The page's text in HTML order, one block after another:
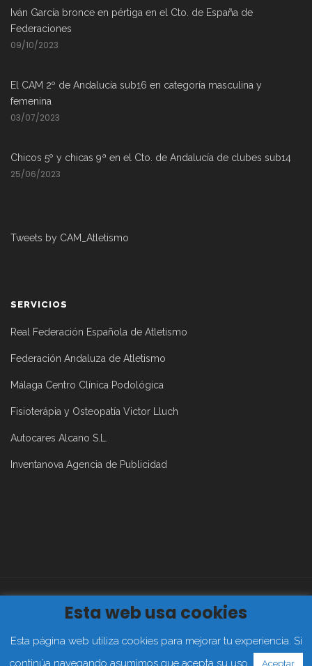
Iván García bronce en pértiga en el Cto. de España de
Federaciones
09/10/2023
El CAM 2º de Andalucía sub16 en categoría masculina y
femenina
03/07/2023
Chicos 5º y chicas 9ª en el Cto. de Andalucía de clubes sub14
25/06/2023
Tweets by CAM_Atletismo
SERVICIOS
Real Federación Española de Atletismo
Federación Andaluza de Atletismo
Málaga Centro Clínica Podológica
Fisioterápia y Osteopatía Victor Lluch
Autocares Alcano S.L.
Inventanova Agencia de Publicidad
Aviso Legal|Política de Privacidad| Política de Cookies
Esta web usa cookies
Esta página web utiliza cookies para mejorar tu experiencia. Si
continúa navegando asumimos que acepta su uso.
Aceptar